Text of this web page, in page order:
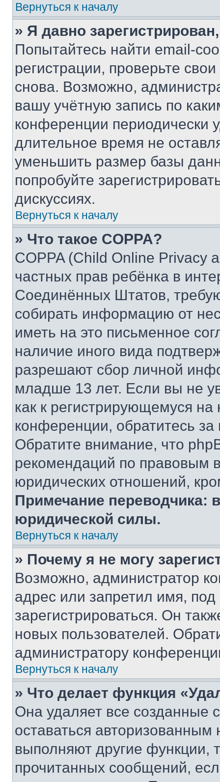
Вернуться к началу
» Я давно
Попытайтесь найти email-
регистрации, проверьте
снова. Возможно,
вашу учётную запись по
конференции периодически
длительное время не
уменьшить размер базы
попробуйте
дискуссиях.
Вернуться к началу
» Что такое COPPA?
COPPA (Child Online Privacy
частных прав ребёнка в
Соединённых Штатов,
собирать информацию от
иметь на это письменное
наличие иного вида
разрешают сбор личной
младше 13 лет. Если вы не
как к регистрирующемуся
конференции, обратитесь
Обратите внимание, что
рекомендаций по правовым
юридических отношений,
Примечание переводчика:
юридической силы.
Вернуться к началу
» Почему я не могу
Возможно, администратор
адрес или запретил имя,
зарегистрироваться. Он
новых пользователей.
администратору
Вернуться к началу
» Что делает функция
Она удаляет все созданные
оставаться
выполняют другие функции,
прочитанных сообщений,